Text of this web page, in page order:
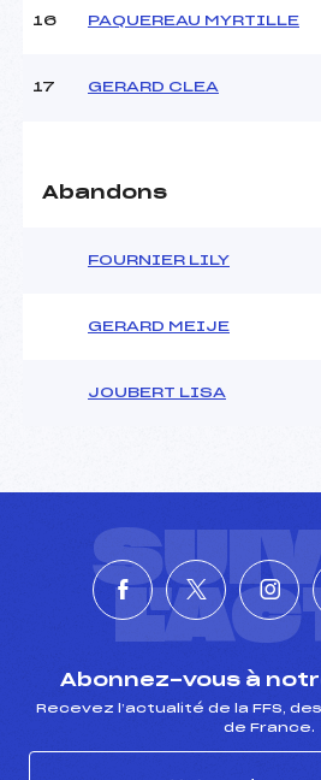
16 PAQUEREAU MYRTILLE
17 GERARD CLEA
Abandons
FOURNIER LILY
GERARD MEIJE
JOUBERT LISA
Abonnez-vous à
Recevez l’actualité de la FFS,
de France.